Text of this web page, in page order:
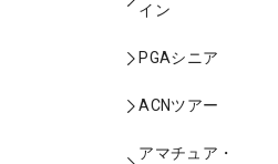
イン
PGAシニア
ACNツアー
アマチュア・